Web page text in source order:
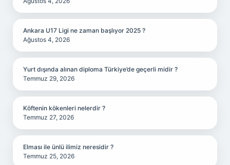
Ankara U17 Ligi ne zaman başlıyor 2025 ?
Ağustos 4, 2026
Yurt dışında alınan diploma Türkiye’de geçerli midir ?
Temmuz 29, 2026
Köftenin kökenleri nelerdir ?
Temmuz 27, 2026
Elması ile ünlü ilimiz neresidir ?
Temmuz 25, 2026